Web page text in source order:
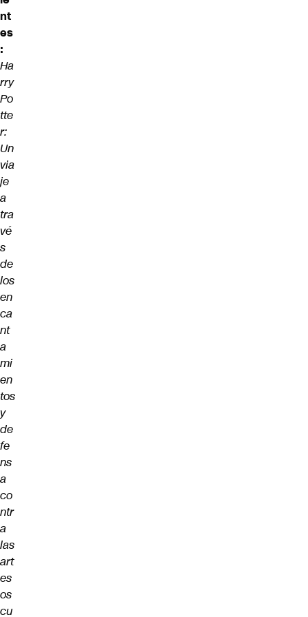
nt
es
:
Ha
rry
Po
tte
r:
Un
via
je
a
tra
vé
s
de
los
en
ca
nt
a
mi
en
tos
y
de
fe
ns
a
co
ntr
a
las
art
es
os
cu